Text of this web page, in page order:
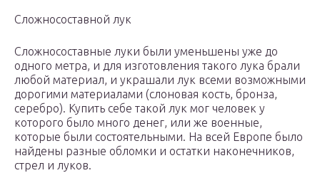
Сложносоставной лук
Сложносоставные луки были уменьшены уже до
одного метра, и для изготовления такого лука брали
любой материал, и украшали лук всеми возможными
дорогими материалами (слоновая кость, бронза,
серебро). Купить себе такой лук мог человек у
которого было много денег, или же военные,
которые были состоятельными. На всей Европе было
найдены разные обломки и остатки наконечников,
стрел и луков.